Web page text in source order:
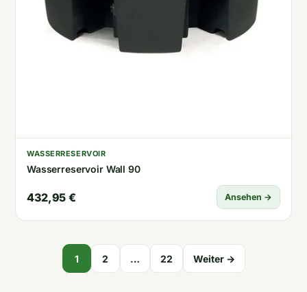
WASSERRESERVOIR
Wasserreservoir Wall 90
432,95 € Ansehen →
Seitennummerierung
1 2 … 22 Weiter →